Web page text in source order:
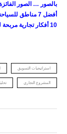
بالصور … الصور الفائزة
أفضل 7 مناطق للسياحة العلاجية في العالم.. تعرف عليها
10 أفكار تجارية مربحة لعام 2024
استراتيجيات التسويق
المشروع التجاري